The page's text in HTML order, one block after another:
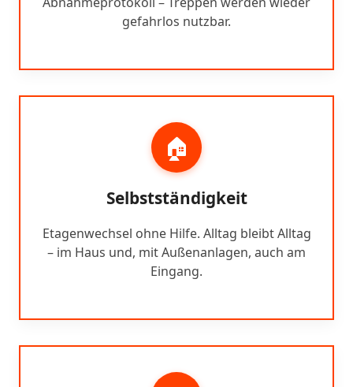
gefahrlos nutzbar.
🏠
Selbstständigkeit
Etagenwechsel ohne Hilfe. Alltag bleibt Alltag
– im Haus und, mit Außenanlagen, auch am
Eingang.